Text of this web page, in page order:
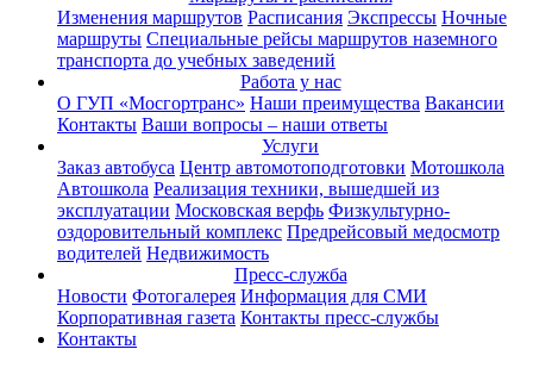
Изменения маршрутов Расписания Экспрессы Ночные
маршруты Специальные рейсы маршрутов наземного
транспорта до учебных заведений
Работа у нас
О ГУП «Мосгортранс» Наши преимущества Вакансии
Контакты Ваши вопросы – наши ответы
Услуги
Заказ автобуса Центр автомотоподготовки Мотошкола
Автошкола Реализация техники, вышедшей из
эксплуатации Московская верфь Физкультурно-
оздоровительный комплекс Предрейсовый медосмотр
водителей Недвижимость
Пресс-служба
Новости Фотогалерея Информация для СМИ
Корпоративная газета Контакты пресс-службы
Контакты